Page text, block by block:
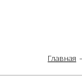
Главная